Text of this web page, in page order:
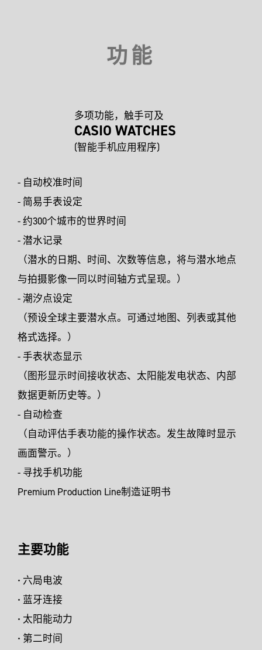
功能
多项功能，触手可及
CASIO WATCHES
(智能手机应用程序)
- 自动校准时间
- 简易手表设定
- 约300个城市的世界时间
- 潜水记录
（潜水的日期、时间、次数等信息，将与潜水地点
与拍摄影像一同以时间轴方式呈现。）
- 潮汐点设定
（预设全球主要潜水点。可通过地图、列表或其他
格式选择。）
- 手表状态显示
（图形显示时间接收状态、太阳能发电状态、内部
数据更新历史等。）
- 自动检查
（自动评估手表功能的操作状态。发生故障时显示
画面警示。）
- 寻找手机功能
Premium Production Line制造证明书
主要功能
• 六局电波
• 蓝牙连接
• 太阳能动力
• 第二时间